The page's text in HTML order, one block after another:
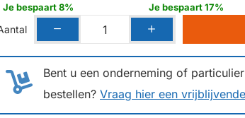
Je bespaart 8% Je bespaart 17%
Bent u een onderneming of
bestellen? Vraag hier een